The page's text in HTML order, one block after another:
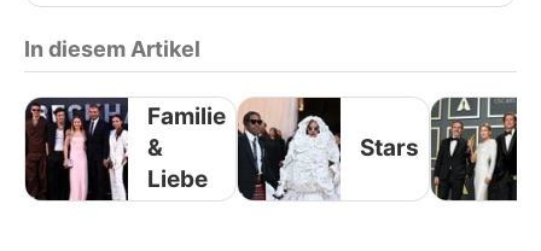
In diesem Artikel
Familie
&
Liebe
Stars